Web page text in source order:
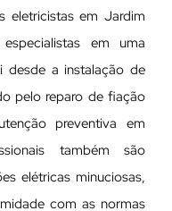
eletricistas em Jardim
em uma
desde a instalação de
pelo reparo de fiação
preventiva em
também são
elétricas minuciosas,
com as normas